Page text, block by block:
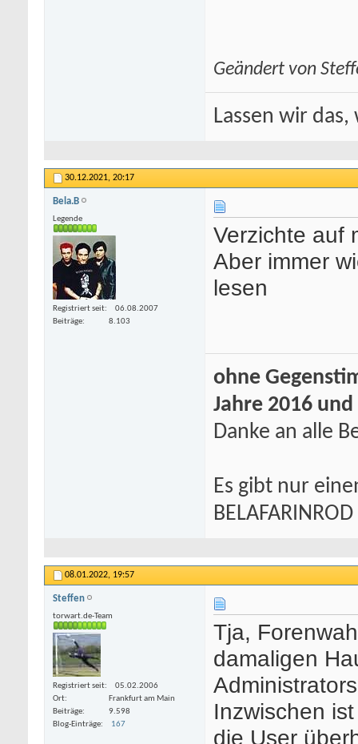
Geändert von
Lassen wir
30.12.2021, 20:17
Bela.B
Legende
Registriert seit
06.08.2007
Beiträge
8.103
Verzichte auf
Aber immer
lesen
ohne
Jahre 2016 und
Danke an alle
Es gibt nur
BELAFARINROD
08.01.2022, 19:57
Steffen
torwart.de-Team
Registriert seit
05.02.2006
Ort
Frankfurt am Main
Beiträge
9.598
Blog-Einträge
167
Tja,
damaligen
Inzwischen
die User